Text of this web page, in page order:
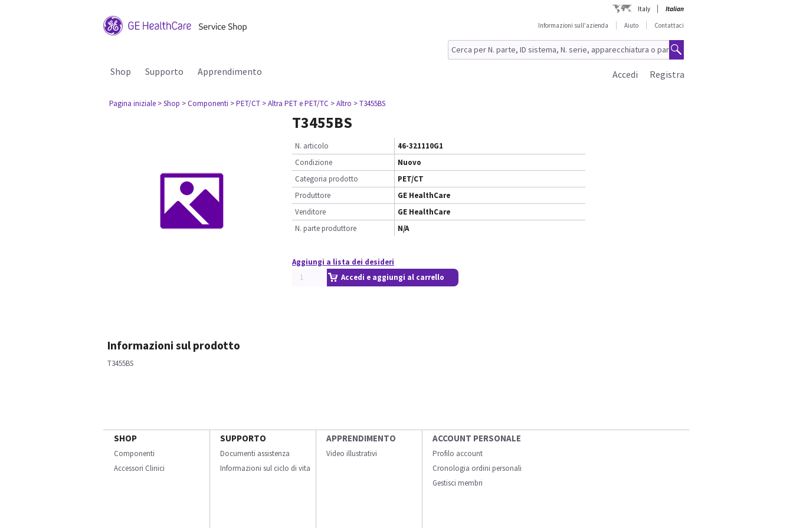
Italy
Italian
Informazioni sull'azienda
Aiuto Contattaci
Shop Supporto Apprendimento Registra
Accedi
Pagina iniziale > Shop > Componenti > PET/CT > Altra PET e PET/TC > Altro > T3455BS
T3455BS
N. articolo
46-321110G1
Condizione
Nuovo
Categoria prodotto
PET/CT
Produttore
GE HealthCare
Venditore
GE HealthCare
N. parte produttore
N/A
Aggiungi a lista dei desideri
Accedi e aggiungi al carrello
Informazioni sul prodotto
T3455BS
SHOP
Componenti
Accessori Clinici
SUPPORTO
Documenti assistenza
Informazioni sul ciclo di vita
APPRENDIMENTO
Video illustrativi
ACCOUNT PERSONALE
Profilo account
Cronologia ordini personali
Gestisci membri